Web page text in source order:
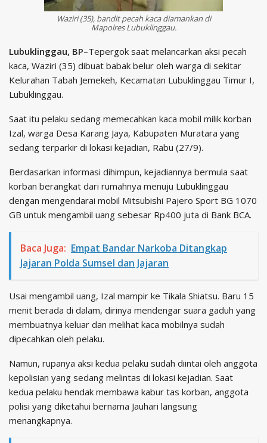
Waziri (35), bandit pecah kaca diamankan di
Mapolres Lubuklinggau.
Lubuklinggau, BP–Tepergok saat melancarkan aksi pecah
kaca, Waziri (35) dibuat babak belur oleh warga di sekitar
Kelurahan Tabah Jemekeh, Kecamatan Lubuklinggau Timur I,
Lubuklinggau.
Saat itu pelaku sedang memecahkan kaca mobil milik korban
Izal, warga Desa Karang Jaya, Kabupaten Muratara yang
sedang terparkir di lokasi kejadian, Rabu (27/9).
Berdasarkan informasi dihimpun, kejadiannya bermula saat
korban berangkat dari rumahnya menuju Lubuklinggau
dengan mengendarai mobil Mitsubishi Pajero Sport BG 1070
GB untuk mengambil uang sebesar Rp400 juta di Bank BCA.
Baca Juga: Empat Bandar Narkoba Ditangkap
Jajaran Polda Sumsel dan Jajaran
Usai mengambil uang, Izal mampir ke Tikala Shiatsu. Baru 15
menit berada di dalam, dirinya mendengar suara gaduh yang
membuatnya keluar dan melihat kaca mobilnya sudah
dipecahkan oleh pelaku.
Namun, rupanya aksi kedua pelaku sudah diintai oleh anggota
kepolisian yang sedang melintas di lokasi kejadian. Saat
kedua pelaku hendak membawa kabur tas korban, anggota
polisi yang diketahui bernama Jauhari langsung
menangkapnya.